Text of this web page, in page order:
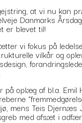
at vi nu kan
Danmarks
er blevet til!
vi fokus på
vilkår og
på oplæg af bl.a. Emil
mens Teis Djernæs
med afsæt i